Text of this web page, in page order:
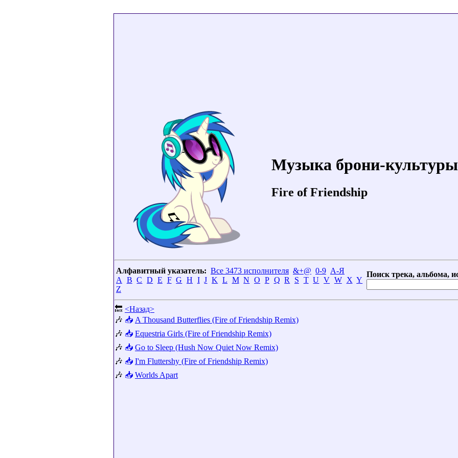
Музыка брони-культуры
Fire of Friendship
Алфавитный указатель: Все 3473 исполнителя &+@ 0-9 А-Я
A
B C D E F G H I J K L M N O P Q R S T U V W X Y
Z
Поиск трека, альбома,
🔙 <Назад>
🎶 📥 A Thousand Butterflies (Fire of Friendship Remix)
🎶 📥 Equestria Girls (Fire of Friendship Remix)
🎶 📥 Go to Sleep (Hush Now Quiet Now Remix)
🎶 📥 I'm Fluttershy (Fire of Friendship Remix)
🎶 📥 Worlds Apart